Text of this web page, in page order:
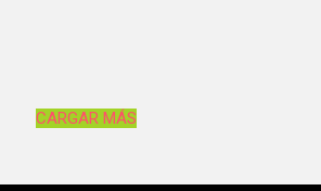
CARGAR MÁS